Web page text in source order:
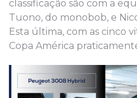
classificação são com a
Tuono, do monobob, e
Esta última, com as cinco
Copa América